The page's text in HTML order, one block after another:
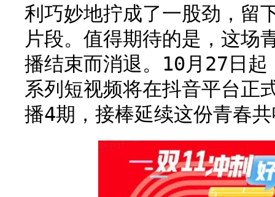
利巧妙地拧成了一股劲，留
片段。值得期待的是，这场
播结束而消退。10月27日起
系列短视频将在抖音平台正
播4期，接棒延续这份青春